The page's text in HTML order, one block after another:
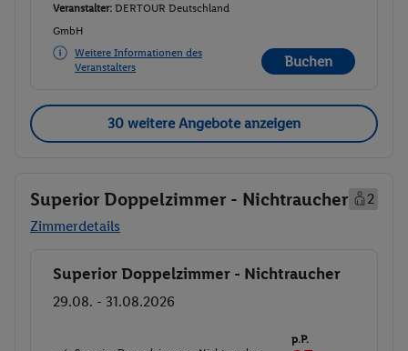
Veranstalter: DERTOUR Deutschland
GmbH
Weitere Informationen des
Veranstalters
Buchen
30 weitere Angebote anzeigen
Superior Doppelzimmer - Nichtraucher
2
Zimmerdetails
Buchen
Superior Doppelzimmer - Nichtraucher
29.08. - 31.08.2026
p.P.